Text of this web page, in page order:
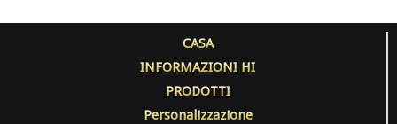
CASA
INFORMAZIONI HI
PRODOTTI
Personalizzazione